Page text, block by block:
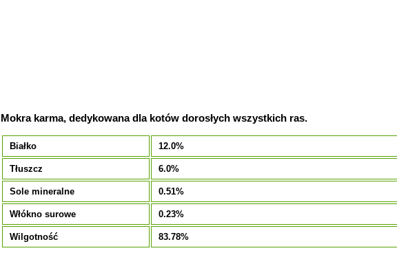
Mokra karma, dedykowana dla kotów dorosłych wszystkich ras.
Białko 12.0%
Tłuszcz 6.0%
Sole mineralne 0.51%
Włókno surowe 0.23%
Wilgotność 83.78%